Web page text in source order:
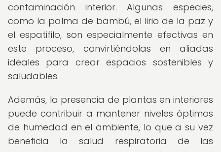
contaminación interior. Algunas especies,
como la palma de bambú, el lirio de la paz y
el espatifilo, son especialmente efectivas en
este proceso, convirtiéndolas en aliadas
ideales para crear espacios sostenibles y
saludables.
Además, la presencia de plantas en interiores
puede contribuir a mantener niveles óptimos
de humedad en el ambiente, lo que a su vez
beneficia la salud respiratoria de las